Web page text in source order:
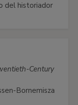
del historiador
Century
Bornemisza